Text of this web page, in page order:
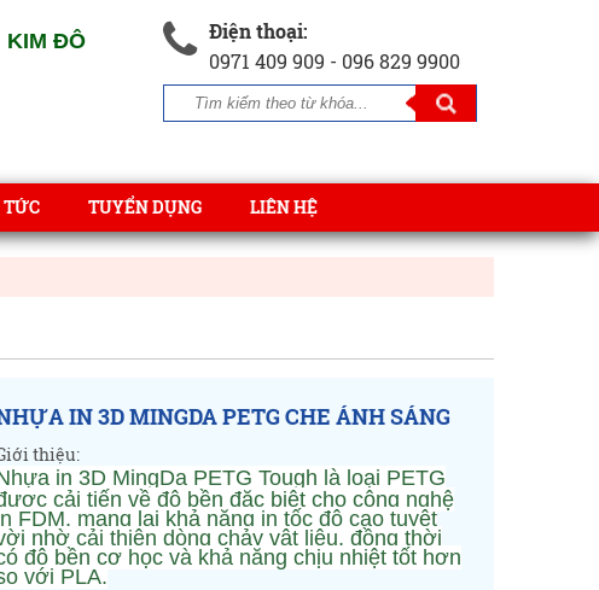
KIM ĐÔ
Điện thoại:
0971 409 909 - 096 829 9900
TUYỂN DỤNG LIÊN HỆ
IN 3D MINGDA PETG CHE ÁNH SÁNG
thiệu:
in 3D MingDa PETG Tough là loại PETG
cải tiến về độ bền đặc biệt cho công nghệ
FDM, mang lại khả năng in tốc độ cao tuyệt
nhờ cải thiện dòng chảy vật liệu, đồng thời
độ bền cơ học và khả năng chịu nhiệt tốt hơn
với PLA.